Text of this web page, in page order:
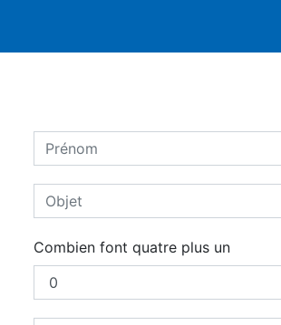
Combien font quatre plus un